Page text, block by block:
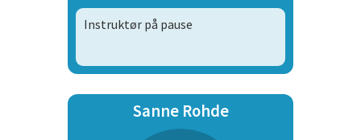
Instruktør på pause
Sanne Rohde